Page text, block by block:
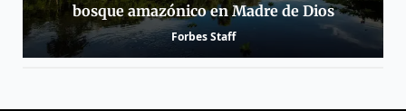
bosque amazónico en Madre de Dios
Forbes Staff